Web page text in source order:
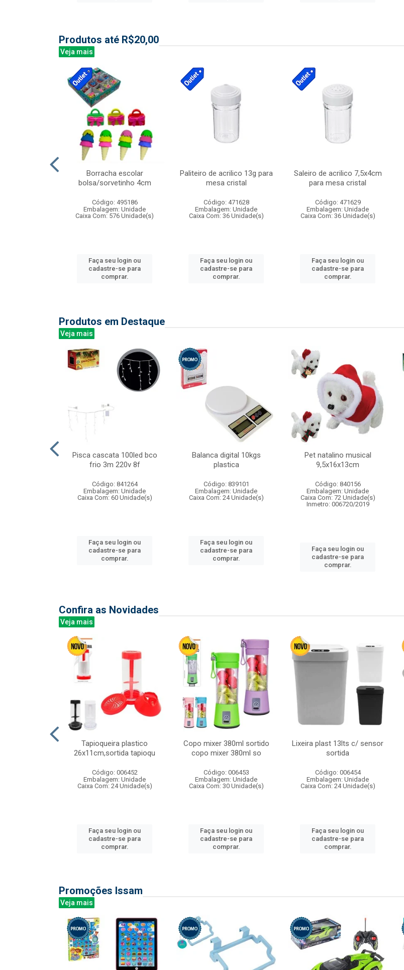
Produtos até R$20,00
Veja mais
Borracha escolar
bolsa/sorvetinho 4cm
Código: 495186
Embalagem: Unidade
Caixa Com: 576 Unidade(s)
Faça seu login ou
cadastre-se para
comprar.
Paliteiro de acrilico 13g para
mesa cristal
Código: 471628
Embalagem: Unidade
Caixa Com: 36 Unidade(s)
Faça seu login ou
cadastre-se para
comprar.
Saleiro de acrilico 7,5x4cm
para mesa cristal
Código: 471629
Embalagem: Unidade
Caixa Com: 36 Unidade(s)
Faça seu login ou
cadastre-se para
comprar.
Produtos em Destaque
Veja mais
Pisca cascata 100led bco
frio 3m 220v 8f
Código: 841264
Embalagem: Unidade
Caixa Com: 60 Unidade(s)
Faça seu login ou
cadastre-se para
comprar.
Balanca digital 10kgs
plastica
Código: 839101
Embalagem: Unidade
Caixa Com: 24 Unidade(s)
Faça seu login ou
cadastre-se para
comprar.
Pet natalino musical
9,5x16x13cm
Código: 840156
Embalagem: Unidade
Caixa Com: 72 Unidade(s)
Inmetro: 006720/2019
Faça seu login ou
cadastre-se para
comprar.
Confira as Novidades
Veja mais
Tapioqueira plastico
26x11cm,sortida tapioqu
Código: 006452
Embalagem: Unidade
Caixa Com: 24 Unidade(s)
Faça seu login ou
cadastre-se para
comprar.
Copo mixer 380ml sortido
copo mixer 380ml so
Código: 006453
Embalagem: Unidade
Caixa Com: 30 Unidade(s)
Faça seu login ou
cadastre-se para
comprar.
Lixeira plast 13lts c/ sensor
sortida
Código: 006454
Embalagem: Unidade
Caixa Com: 24 Unidade(s)
Faça seu login ou
cadastre-se para
comprar.
Promoções Issam
Veja mais